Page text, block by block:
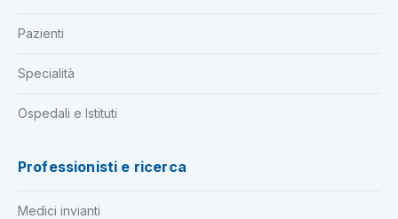
Pazienti
Specialità
Ospedali e Istituti
Professionisti e ricerca
Medici invianti